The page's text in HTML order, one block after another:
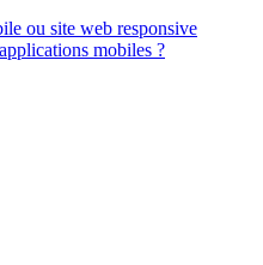
ou site web responsive
mobiles ?